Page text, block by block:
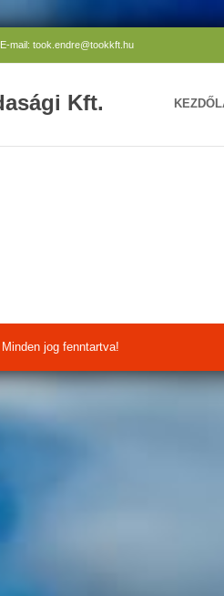
mail: took.endre@tookkft.hu
Kft.
jog fenntartva!